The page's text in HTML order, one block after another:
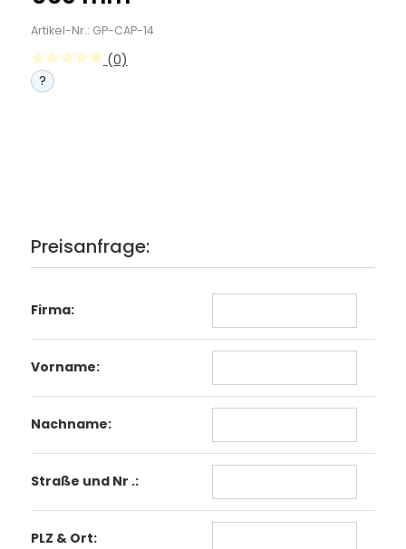
Artikel-Nr.: GP-CAP-14
(0)
?
Preisanfrage:
Firma:
Vorname:
Nachname:
Straße und Nr .:
PLZ & Ort: